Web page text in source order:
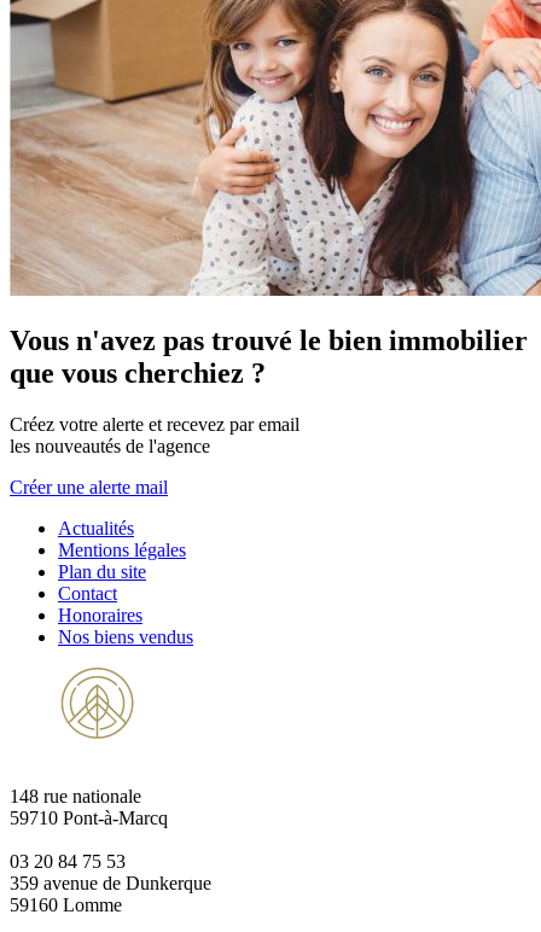
Vous n'avez pas trouvé le bien immobilier
que vous cherchiez ?
Créez votre alerte et recevez par email
les nouveautés de l'agence
Créer une alerte mail
Actualités
Mentions légales
Plan du site
Contact
Honoraires
Nos biens vendus
148 rue nationale
59710 Pont-à-Marcq
03 20 84 75 53
359 avenue de Dunkerque
59160 Lomme